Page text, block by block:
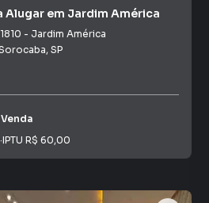
Alugar em Jardim América
1810 - Jardim América
, SP
Venda
·IPTU R$ 60,00